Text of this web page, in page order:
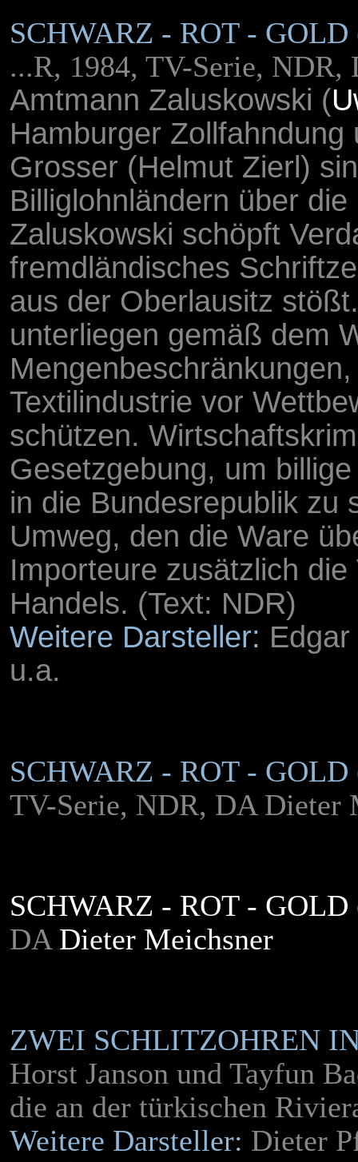
SCHWARZ - ROT -
...R, 1984, TV-Serie,
Amtmann Zaluskowski (
Hamburger
Grosser (Helmut Zierl)
Billiglohnländern über
Zaluskowski schöpft
fremdländisches
aus der Oberlausitz
unterliegen gemäß dem
Textilindustrie vor
schützen.
Gesetzgebung, um
in die Bundesrepublik zu
Umweg, den die Ware
Importeure zusätzlich
Handels. (Text: NDR)
Weitere Darsteller:
u.a.
SCHWARZ - ROT -
TV-Serie, NDR, DA Dieter
SCHWARZ - ROT -
DA Dieter Meichsner
ZWEI SCHLITZOHREN
Horst Janson und Tayfun
die an der türkischen
Weitere Darsteller: Dieter